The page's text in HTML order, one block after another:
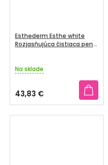
Esthederm Esthe white
Rozjasňujúca čistiaca pena
Na sklade
43,83 €